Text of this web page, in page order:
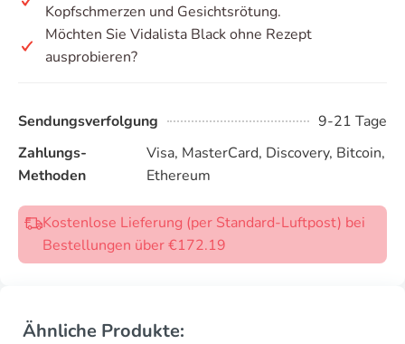
Kopfschmerzen und Gesichtsrötung.
Möchten Sie Vidalista Black ohne Rezept
ausprobieren?
Sendungsverfolgung
9-21 Tage
Zahlungs-
Methoden
Visa, MasterCard, Discovery, Bitcoin,
Ethereum
Kostenlose Lieferung (per Standard-Luftpost) bei
Bestellungen über €172.19
Ähnliche Produkte: